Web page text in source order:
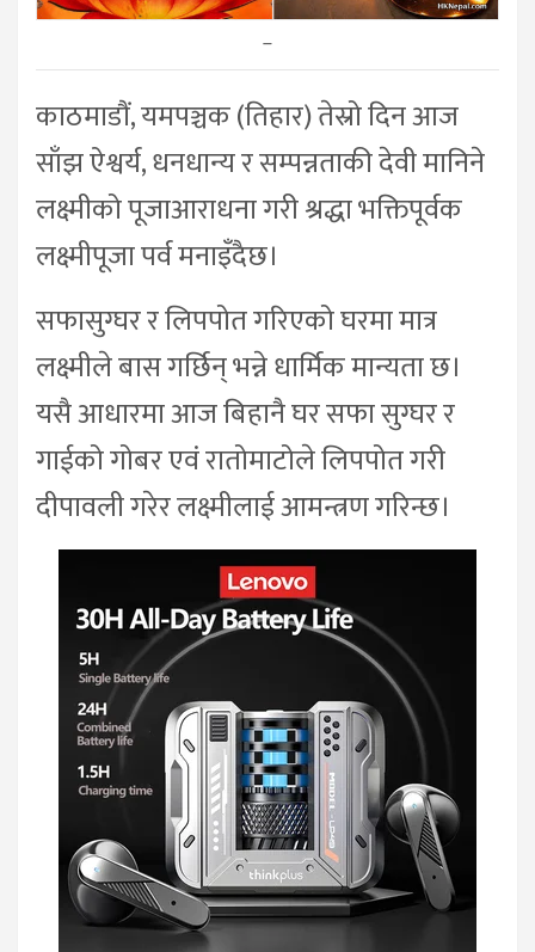
–
काठमाडौं, यमपञ्चक (तिहार) तेस्रो दिन आज
साँझ ऐश्वर्य, धनधान्य र सम्पन्नताकी देवी मानिने
लक्ष्मीको पूजाआराधना गरी श्रद्धा भक्तिपूर्वक
लक्ष्मीपूजा पर्व मनाइँदैछ।
सफासुग्घर र लिपपोत गरिएको घरमा मात्र
लक्ष्मीले बास गर्छिन् भन्ने धार्मिक मान्यता छ।
यसै आधारमा आज बिहानै घर सफा सुग्घर र
गाईको गोबर एवं रातोमाटोले लिपपोत गरी
दीपावली गरेर लक्ष्मीलाई आमन्त्रण गरिन्छ।